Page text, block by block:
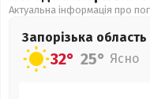
Актуальна інформація про
Запорізька область
32° 25° Ясно